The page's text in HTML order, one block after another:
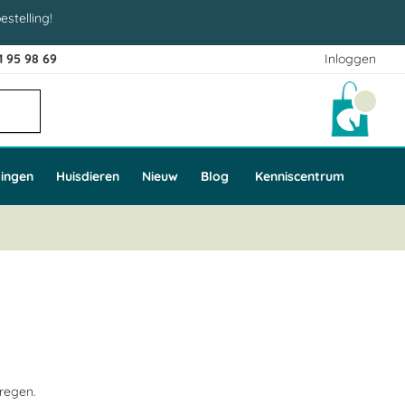
Inloggen
95 98 69
Huisdieren Nieuw Blog Kenniscentrum